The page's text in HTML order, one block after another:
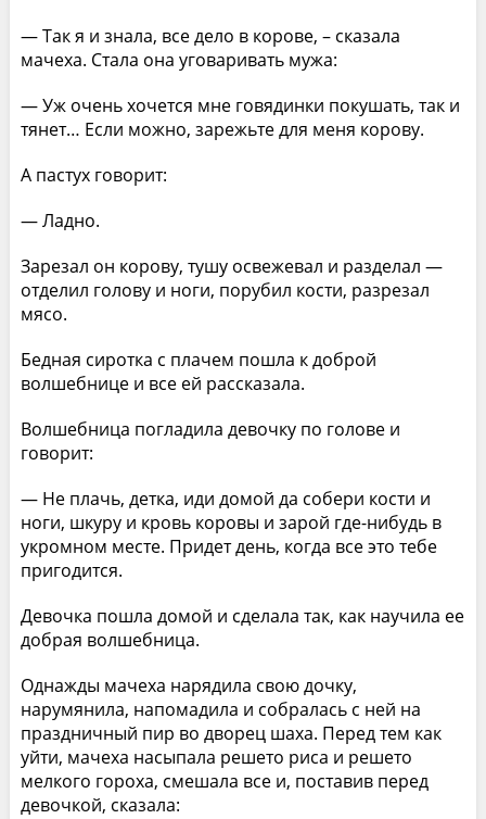
— Так я и знала, все дело в корове, – сказала
мачеха. Стала она уговаривать мужа:
— Уж очень хочется мне говядинки покушать, так и
тянет… Если можно, зарежьте для меня корову.
А пастух говорит:
— Ладно.
Зарезал он корову, тушу освежевал и разделал —
отделил голову и ноги, порубил кости, разрезал
мясо.
Бедная сиротка с плачем пошла к доброй
волшебнице и все ей рассказала.
Волшебница погладила девочку по голове и
говорит:
— Не плачь, детка, иди домой да собери кости и
ноги, шкуру и кровь коровы и зарой где-нибудь в
укромном месте. Придет день, когда все это тебе
пригодится.
Девочка пошла домой и сделала так, как научила ее
добрая волшебница.
Однажды мачеха нарядила свою дочку,
нарумянила, напомадила и собралась с ней на
праздничный пир во дворец шаха. Перед тем как
уйти, мачеха насыпала решето риса и решето
мелкого гороха, смешала все и, поставив перед
девочкой, сказала: